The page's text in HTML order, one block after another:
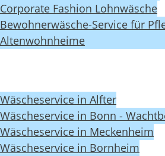
Corporate Fashion Lohnwäsche
Bewohnerwäsche-Service für
Altenwohnheime
Wäscheservice in Alfter
Wäscheservice in Bonn -
Wäscheservice in Meckenheim
Wäscheservice in Bornheim